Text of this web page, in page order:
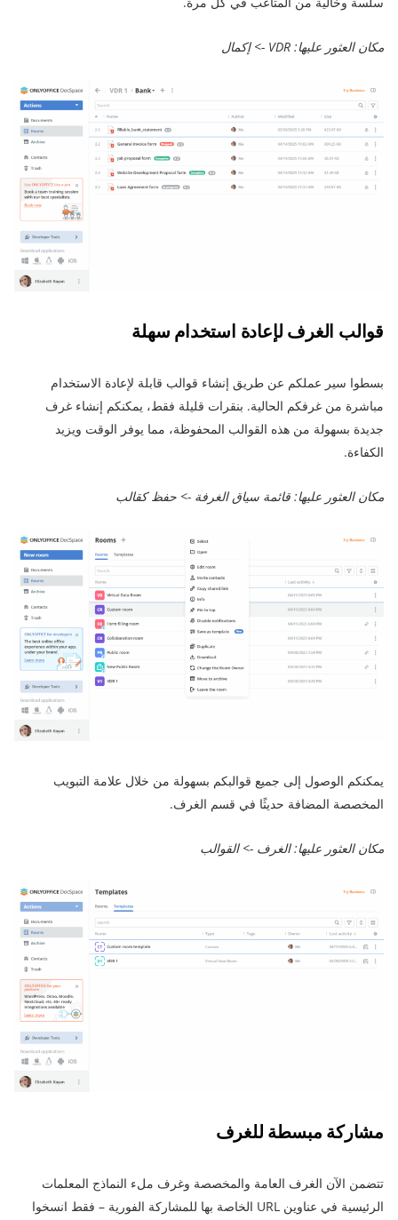
مكان العثور عليها: VDR -> إكمال
قوالب الغرف لإعادة استخدام سهلة
بسطوا سير عملكم عن طريق إنشاء قوالب قابلة لإعادة الاستخدام
مباشرة من غرفكم الحالية. بنقرات قليلة فقط، يمكنكم إنشاء غرف
جديدة بسهولة من هذه القوالب المحفوظة، مما يوفر الوقت ويزيد
الكفاءة.
مكان العثور عليها: قائمة سياق الغرفة -> حفظ كقالب
يمكنكم الوصول إلى جميع قوالبكم بسهولة من خلال علامة التبويب
المخصصة المضافة حديثًا في قسم الغرف.
مكان العثور عليها: الغرف -> القوالب
مشاركة مبسطة للغرف
تتضمن الآن الغرف العامة والمخصصة وغرف ملء النماذج المعلمات
الرئيسية في عناوين URL الخاصة بها للمشاركة الفورية – فقط انسخوا